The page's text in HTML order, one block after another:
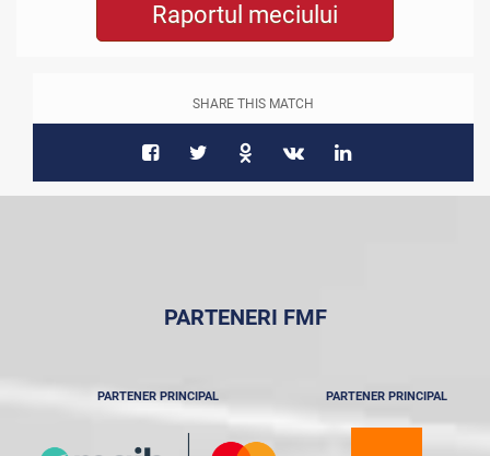
Raportul meciului
SHARE THIS MATCH
PARTENERI FMF
PARTENER PRINCIPAL PARTENER PRINCIPAL